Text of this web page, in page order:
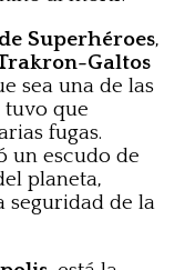
Superhéroes,
Galtos
sea una de las
tuvo que
fugas.
un escudo de
planeta,
seguridad de la